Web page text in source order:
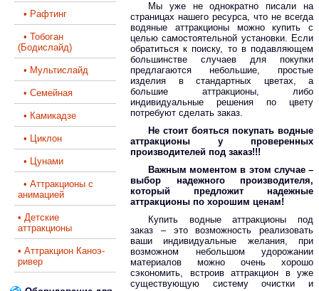
• Рафтинг
• Тобоган
(Бодислайд)
• Мультислайд
• Семейная
• Камикадзе
• Циклон
• Цунами
• Аттракционы с
анимацией
• Детские
аттракционы
• Аттракцион Каноэ-
ривер
Мы уже не однократно писали на
страницах нашего ресурса, что не всегда
водяные аттракционы можно купить с
целью самостоятельной установки. Если
обратиться к поиску, то в подавляющем
большинстве случаев для покупки
предлагаются небольшие, простые
изделия в стандартных цветах, а
большие аттракционы, либо
индивидуальные решения по цвету
потребуют сделать заказ.
Не стоит бояться покупать водные
аттракционы у проверенных
производителей под заказ!!!
Важным моментом в этом случае –
выбор надежного производителя,
который предложит надежные
аттракционы по хорошим ценам!
Купить водные аттракционы под
заказ – это возможность реализовать
ваши индивидуальные желания, при
возможном небольшом удорожании
материалов можно очень хорошо
сэкономить, встроив аттракцион в уже
существующую систему очистки и